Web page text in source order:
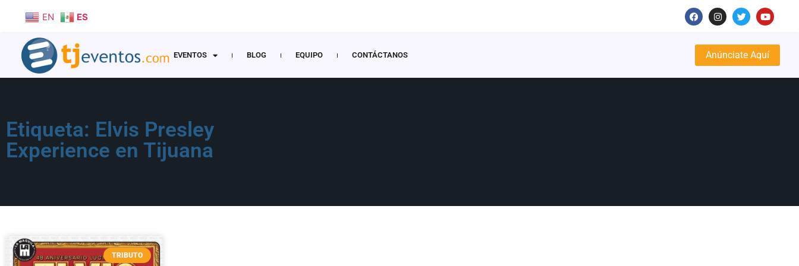
EN ES
EVENTOS BLOG EQUIPO CONTÁCTANOS Anúnciate Aquí
Etiqueta: Elvis Presley
Experience en Tijuana
TRIBUTO